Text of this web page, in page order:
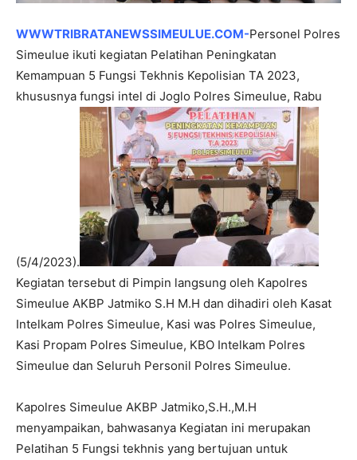
WWWTRIBRATANEWSSIMEULUE.COM-Personel Polres
Simeulue ikuti kegiatan Pelatihan Peningkatan
Kemampuan 5 Fungsi Tekhnis Kepolisian TA 2023,
khususnya fungsi intel di Joglo Polres Simeulue, Rabu
(5/4/2023).
Kegiatan tersebut di Pimpin langsung oleh Kapolres
Simeulue AKBP Jatmiko S.H M.H dan dihadiri oleh Kasat
Intelkam Polres Simeulue, Kasi was Polres Simeulue,
Kasi Propam Polres Simeulue, KBO Intelkam Polres
Simeulue dan Seluruh Personil Polres Simeulue.
Kapolres Simeulue AKBP Jatmiko,S.H.,M.H
menyampaikan, bahwasanya Kegiatan ini merupakan
Pelatihan 5 Fungsi tekhnis yang bertujuan untuk